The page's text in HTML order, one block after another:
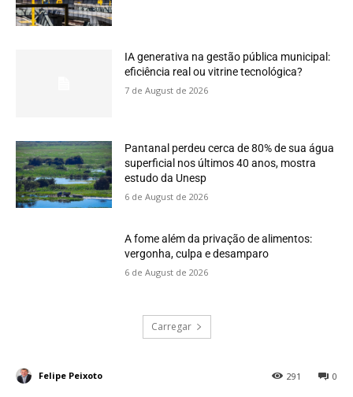
IA generativa na gestão pública municipal:
eficiência real ou vitrine tecnológica?
7 de August de 2026
Pantanal perdeu cerca de 80% de sua água
superficial nos últimos 40 anos, mostra
estudo da Unesp
6 de August de 2026
A fome além da privação de alimentos:
vergonha, culpa e desamparo
6 de August de 2026
Carregar
Felipe Peixoto 0
291